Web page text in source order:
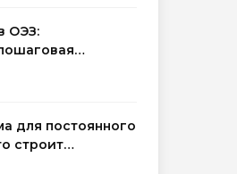
ОЭЗ:
для инвесторов
для постоянного
строит